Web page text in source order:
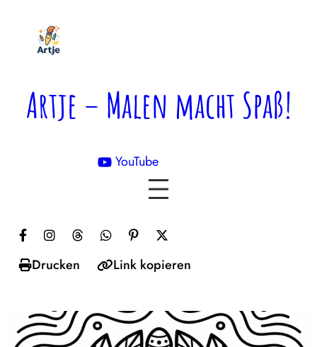
springen
Artje – Malen macht Spaß!
YouTube

Drucken Link kopieren